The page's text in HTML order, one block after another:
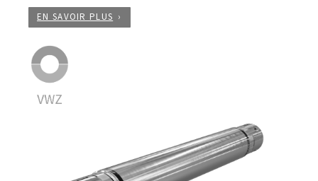
EN SAVOIR PLUS